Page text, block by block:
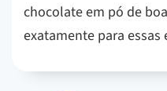
chocolate em pó de
exatamente para essas